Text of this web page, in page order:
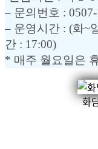
– 문의번호 :
– 운영시간 : (화~
간 : 17:00)
* 매주 월요일은